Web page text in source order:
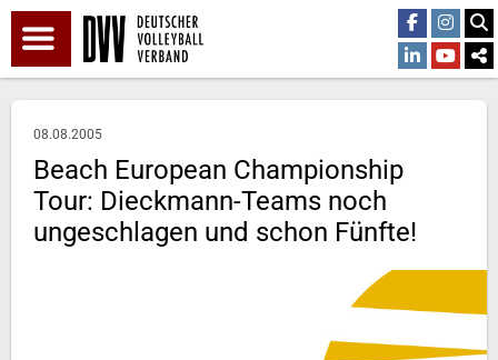
08.08.2005
Beach European Championship
Tour: Dieckmann-Teams noch
ungeschlagen und schon Fünfte!